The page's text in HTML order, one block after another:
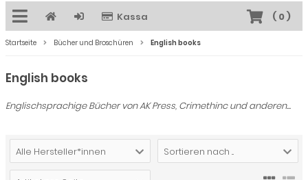
Kassa ( 0)
Startseite Bücher und Broschüren English books
English books
Englischsprachige Bücher von AK Press, Crimethinc und anderen...
Alle Hersteller*innen Sortieren nach ...